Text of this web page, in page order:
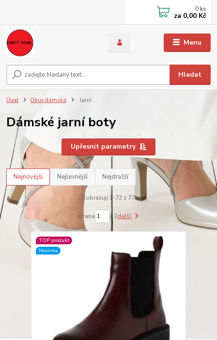
Menu
Hledat
0 ks
za 0,00 Kč
Úvod Obuv dámská Jarní
Dámské jarní boty
Upřesnit parametry
Nejnovější Nejlevnější Nejdražší
Zobrazuji 1-72 z 77
strana z 2další
TOP produkt
Novinka